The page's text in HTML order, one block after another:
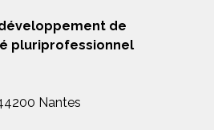
de
pluriprofessionnel
Nantes